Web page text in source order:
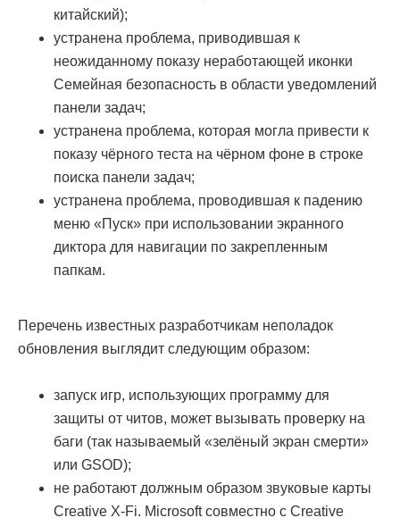
китайский);
устранена проблема, приводившая к
неожиданному показу неработающей иконки
Семейная безопасность в области уведомлений
панели задач;
устранена проблема, которая могла привести к
показу чёрного теста на чёрном фоне в строке
поиска панели задач;
устранена проблема, проводившая к падению
меню «Пуск» при использовании экранного
диктора для навигации по закрепленным
папкам.
Перечень известных разработчикам неполадок
обновления выглядит следующим образом:
запуск игр, использующих программу для
защиты от читов, может вызывать проверку на
баги (так называемый «зелёный экран смерти»
или GSOD);
не работают должным образом звуковые карты
Creative X-Fi. Microsoft совместно с Creative